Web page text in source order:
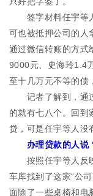
签字材料任宇等人
可也被抵押公司的人
通过微信转账的方式
9000元、史海玲1.4
至十几万元不等的债
记者了解到，通过
的就有七八个。回到
贷，可是任宇等人没
办理贷款的人说
按照任宇等人反映
车库找到了这家“公
面除了一些桌椅和电